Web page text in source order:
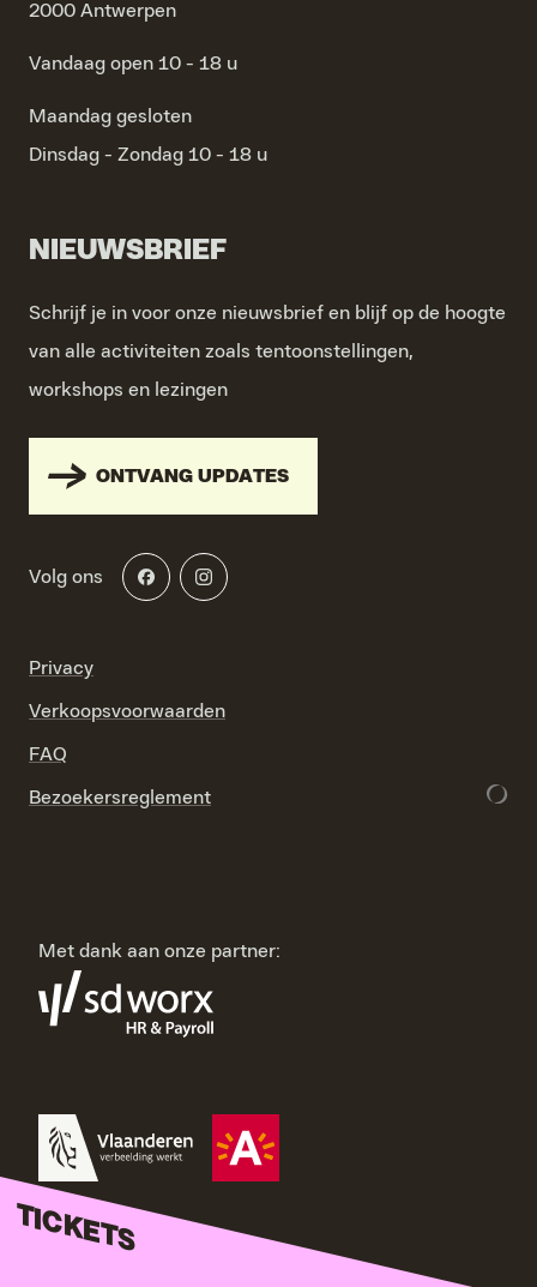
2000 Antwerpen
Vandaag open 10 - 18 u
Maandag gesloten
Dinsdag - Zondag 10 - 18 u
NIEUWSBRIEF
Schrijf je in voor onze nieuwsbrief en blijf op de hoogte
van alle activiteiten zoals tentoonstellingen,
workshops en lezingen
ONTVANG UPDATES
Volg ons
Privacy
Verkoopsvoorwaarden
FAQ
Bezoekersreglement
Met dank aan onze partner:
TICKETS